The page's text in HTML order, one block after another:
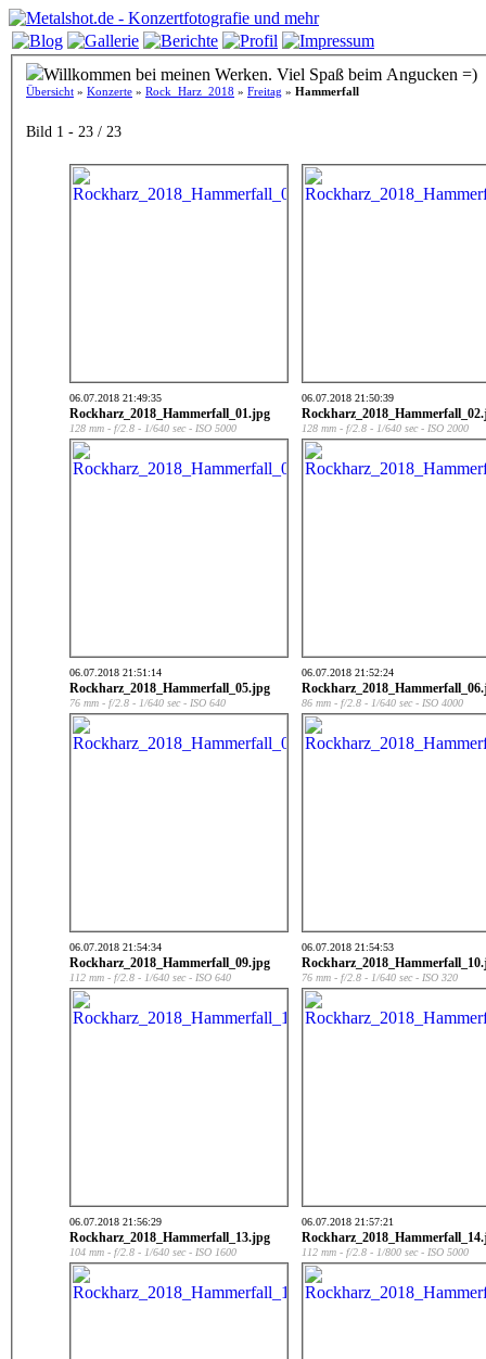
Willkommen bei meinen Werken. Viel Spaß beim Angucken =)
Übersicht » Konzerte » Rock_Harz_2018 » Freitag » Hammerfall
Bild 1 - 23 / 23
06.07.2018 21:49:35
Rockharz_2018_Hammerfall_01.jpg
128 mm - f/2.8 - 1/640 sec - ISO 5000
06.07.2018 21:50:39
128 mm - f/2.8 - 1/640 sec - ISO 2000
06.07.2018 21:51:14
Rockharz_2018_Hammerfall_05.jpg
76 mm - f/2.8 - 1/640 sec - ISO 640
06.07.2018 21:52:24
86 mm - f/2.8 - 1/640 sec - ISO 4000
06.07.2018 21:54:34
Rockharz_2018_Hammerfall_09.jpg
112 mm - f/2.8 - 1/640 sec - ISO 640
06.07.2018 21:54:53
76 mm - f/2.8 - 1/640 sec - ISO 320
06.07.2018 21:56:29
Rockharz_2018_Hammerfall_13.jpg
104 mm - f/2.8 - 1/640 sec - ISO 1600
06.07.2018 21:57:21
112 mm - f/2.8 - 1/800 sec - ISO 5000